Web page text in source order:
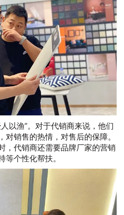
以渔”。对于代销商来说，他们
销售的热情，对售后的保障。
，代销商还需要品牌厂家的营销
个性化帮扶。